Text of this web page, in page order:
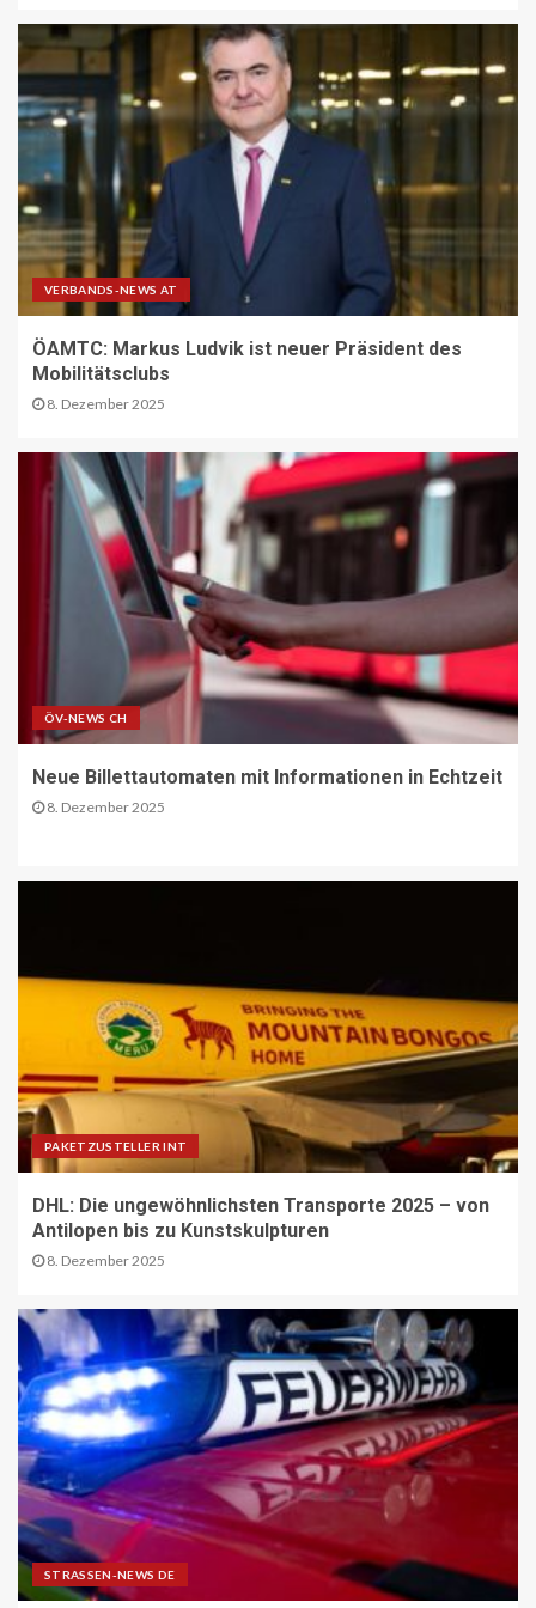
14
15
STRASSEN-NEWS CH
A9 Südumfahrung Visp: Sperrung
Eyholztunnel in Fahrtrichtung Brig
BRANCHEN-NEWS (DE)
CO2 nur im Sprudelwasser
17
Baugewerbe begrüsst EU-Einigung
PAKETZUSTELLER DE
Deutsche Post erweitert
Serviceangebot in Partnerfilialen:
Kooperation mit Western Union
ermöglicht weltweite Geldtransfers
LETZTE MEILE DE PAKETZUSTELLER DE
DHL startet Aufbau eigener E-LKW-
Paketzentren
BLAULICHT DE TECHNIK AKTUELL
21
BLAULICHT DE
Strassenverkehrsgefährdung auf der
B51
22
Nachtzüge der neuen Generation
bringen mehr Komfort für Reisende
23
ÜBRIGE PRODUZENTEN AT
Langfristige Absicherung des
landwirtschaftlichen
Versicherungssystems gelungen
24
BEHÖRDEN-NEWS DE
Bund zieht Fazit zur
Bundesfernstrassen-Reform
VERBANDS-NEWS AT
ÖAMTC: Markus Ludvik ist neuer Präsident des
Mobilitätsclubs
8. Dezember 2025
ÖV-NEWS CH
Neue Billettautomaten mit Informationen in Echtzeit
8. Dezember 2025
PAKETZUSTELLER INT
DHL: Die ungewöhnlichsten Transporte 2025 – von
Antilopen bis zu Kunstskulpturen
8. Dezember 2025
STRASSEN-NEWS DE